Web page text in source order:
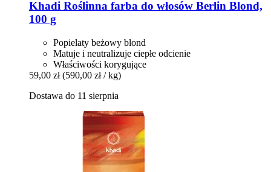
Khadi Roślinna farba do włosów Berlin Blond,
100 g
Popielaty beżowy blond
Matuje i neutralizuje ciepłe odcienie
Właściwości korygujące
59,00 zł (590,00 zł / kg)
Dostawa do 11 sierpnia